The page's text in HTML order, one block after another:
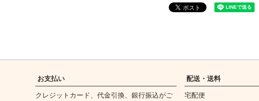
お支払い
クレジットカード、代金引換、銀行振込がご
配送・送料
宅配便